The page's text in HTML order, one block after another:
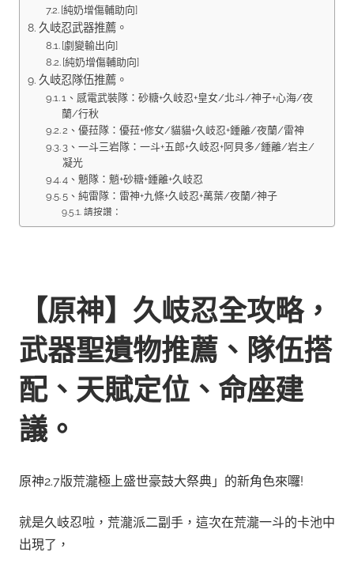
[純奶增傷輔助向]
久岐忍武器推薦。
[劇變輸出向]
[純奶增傷輔助向]
久岐忍隊伍推薦。
1、感電武裝隊：砂糖+久岐忍+皇女/北斗/神子+心海/夜
蘭/行秋
2、優菈隊：優菈+修女/貓貓+久岐忍+鍾離/夜蘭/雷神
3、一斗三岩隊：一斗+五郎+久岐忍+阿貝多/鍾離/岩主/
凝光
4、魈隊：魈+砂糖+鍾離+久岐忍
5、純雷隊：雷神+九條+久岐忍+萬葉/夜蘭/神子
請按讚：
【原神】久岐忍全攻略，
武器聖遺物推薦、隊伍搭
配、天賦定位、命座建
議。
原神2.7版荒瀧極上盛世豪鼓大祭典」的新角色來囉!
就是久岐忍啦，荒瀧派二副手，這次在荒瀧一斗的卡池中
出現了，